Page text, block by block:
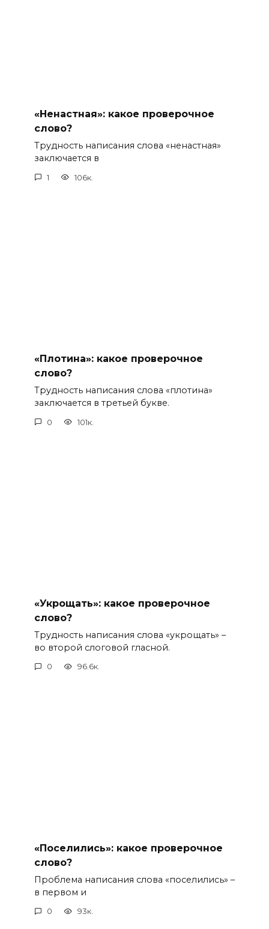
«Ненастная»: какое проверочное
слово?
Трудность написания слова «ненастная»
заключается в
1 106к.
«Плотина»: какое проверочное
слово?
Трудность написания слова «плотина»
заключается в третьей букве.
0 101к.
«Укрощать»: какое проверочное
слово?
Трудность написания слова «укрощать» –
во второй слоговой гласной.
0 96.6к.
«Поселились»: какое проверочное
слово?
Проблема написания слова «поселились» –
в первом и
0 93к.